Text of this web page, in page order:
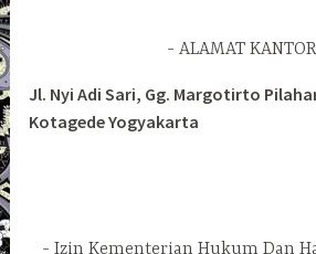
ALAMAT KANTOR
Jl. Nyi Adi Sari, Gg. Margotirto
Kotagede Yogyakarta